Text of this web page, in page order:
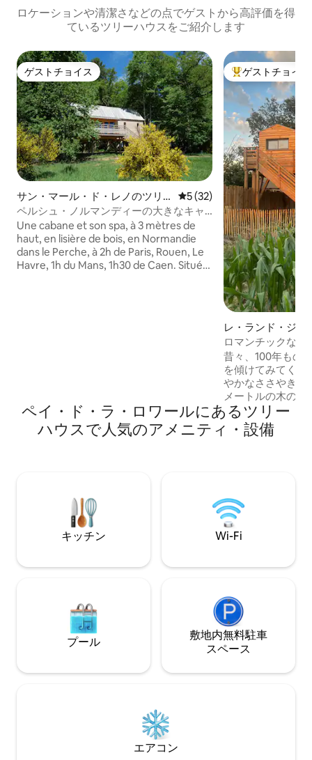
ロケーションや清潔さなどの点でゲストから高評価を得
ているツリーハウスをご紹介します
ゲストチョイス
ゲストチョイス
サン・マール・ド・レノのツリ
ーハウス
レビュー32件、5つ星中5つ
5 (32)
ペルシュ・ノルマンディーの大きなキャ
ビンとスパ F
Une cabane et son spa, à 3 mètres de
haut, en lisière de bois, en Normandie
dans le Perche, à 2h de Paris, Rouen, Le
Havre, 1h du Mans, 1h30 de Caen. Située
大好評のゲスト
ゲストチョイス
レ・ランド・ジュ
のツリーハウス
ロマンチックな
ックバス
昔々、100年もの
を傾けてみてくだ
やかなささやきが聞
メートルの木の上
ハウスは、魅惑的
ときを提供します
の香りの中に浸
い！
ペイ・ド・ラ・ロワールにあるツリー
ハウスで人気のアメニティ・設備
キッチン Wi-Fi
プール
敷地内無料駐⁠車
ス⁠ペ⁠ー⁠ス
エアコン